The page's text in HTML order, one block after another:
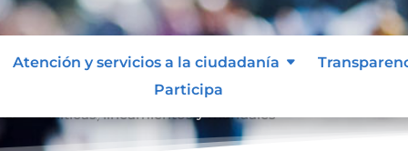
Atención y servicios a la ciudadanía
Participa